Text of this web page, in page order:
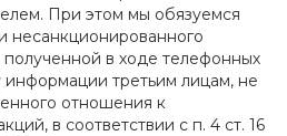
При этом мы обязуемся
несанкционированного
в ходе телефонных
информации третьим лицам, не
отношения к
в соответствии с п. 4 ст. 16